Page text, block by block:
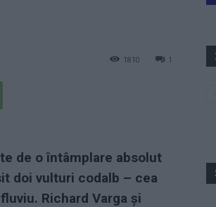
1
1810
de o întâmplare absolut
doi vulturi codalb – cea
Richard Varga și